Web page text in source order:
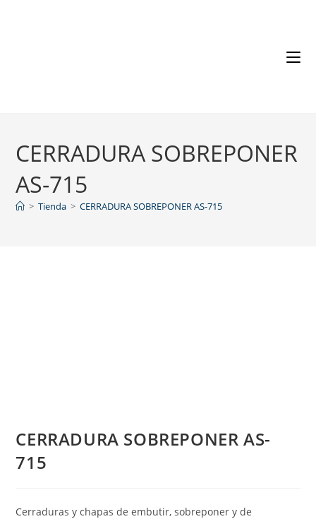
CERRADURA SOBREPONER
AS-715
> Tienda > CERRADURA SOBREPONER AS-715
CERRADURA SOBREPONER AS-
715
Cerraduras y chapas de embutir, sobreponer y de